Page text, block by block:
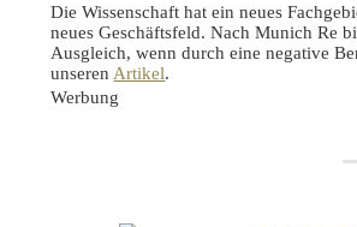
Die Wissenschaft hat ein neues
neues Geschäftsfeld. Nach Munich Re
Ausgleich, wenn durch eine negative
unseren Artikel.
Werbung